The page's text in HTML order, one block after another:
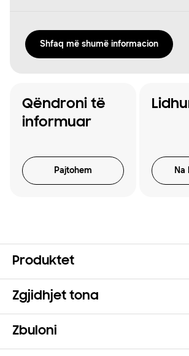
Shfaq më shumë informacion
Qëndroni të
informuar
Pajtohem Na
Produktet
Zgjidhjet tona
Zbuloni